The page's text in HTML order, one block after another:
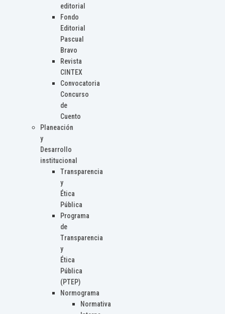
editorial
Fondo
Editorial
Pascual
Bravo
Revista
CINTEX
Convocatoria
Concurso
de
Cuento
Planeación
y
Desarrollo
institucional
Transparencia
y
Ética
Pública
Programa
de
Transparencia
y
Ética
Pública
(PTEP)
Normograma
Normativa